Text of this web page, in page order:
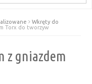
Wkręty do
Torx do tworzyw
z gniazdem